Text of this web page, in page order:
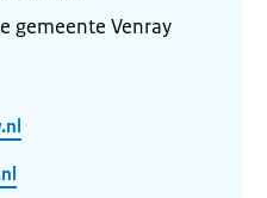
gemeente Venray